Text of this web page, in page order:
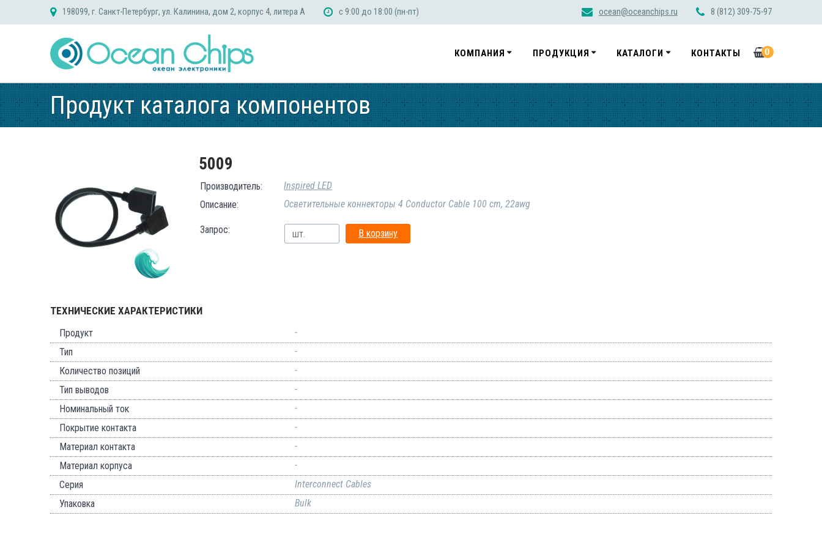
198099, г. Санкт-Петербург, ул. Калинина, дом 2, корпус 4, литера А с 9:00 до 18:00 (пн-пт) ocean@oceanchips.ru 8 (812) 309-75-97
КОМПАНИЯ ПРОДУКЦИЯ КАТАЛОГИ КОНТАКТЫ 0
Продукт каталога компонентов
5009
Производитель:
Inspired LED
Описание:
Осветительные коннекторы 4 Conductor Cable 100 cm, 22awg
Запрос: В корзину
ТЕХНИЧЕСКИЕ ХАРАКТЕРИСТИКИ
Продукт
-
Тип
-
Количество позиций
-
Тип выводов
-
Номинальный ток
-
Покрытие контакта
-
Материал контакта
-
Материал корпуса
-
Серия
Interconnect Cables
Упаковка
Bulk